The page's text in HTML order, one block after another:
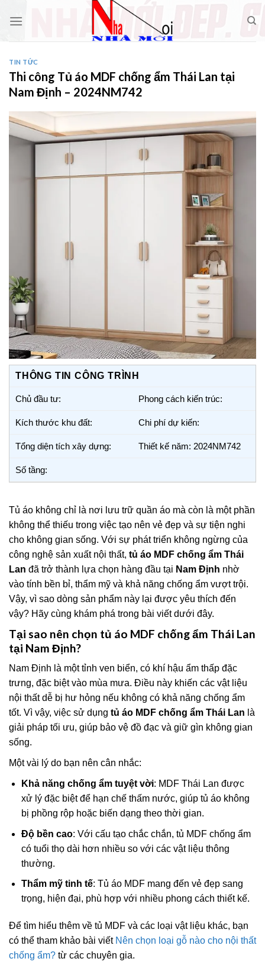
TIN TỨC
Thi công Tủ áo MDF chống ẩm Thái Lan tại
Nam Định – 2024NM742
THÔNG TIN CÔNG TRÌNH
Chủ đầu tư: Phong cách kiến trúc:
Kích thước khu đất: Chi phí dự kiến:
Tổng diện tích xây dựng: Thiết kế năm: 2024NM742
Số tầng:
Tủ áo không chỉ là nơi lưu trữ quần áo mà còn là một phần
không thể thiếu trong việc tạo nên vẻ đẹp và sự tiện nghi
cho không gian sống. Với sự phát triển không ngừng của
công nghệ sản xuất nội thất, tủ áo MDF chống ẩm Thái
Lan đã trở thành lựa chọn hàng đầu tại Nam Định nhờ
vào tính bền bỉ, thẩm mỹ và khả năng chống ẩm vượt trội.
Vậy, vì sao dòng sản phẩm này lại được yêu thích đến
vậy? Hãy cùng khám phá trong bài viết dưới đây.
Tại sao nên chọn tủ áo MDF chống ẩm Thái Lan
tại Nam Định?
Nam Định là một tỉnh ven biển, có khí hậu ẩm thấp đặc
trưng, đặc biệt vào mùa mưa. Điều này khiến các vật liệu
nội thất dễ bị hư hỏng nếu không có khả năng chống ẩm
tốt. Vì vậy, việc sử dụng tủ áo MDF chống ẩm Thái Lan là
giải pháp tối ưu, giúp bảo vệ đồ đạc và giữ gìn không gian
sống.
Một vài lý do bạn nên cân nhắc:
Khả năng chống ẩm tuyệt vời: MDF Thái Lan được
xử lý đặc biệt để hạn chế thấm nước, giúp tủ áo không
bị phồng rộp hoặc biến dạng theo thời gian.
Độ bền cao: Với cấu tạo chắc chắn, tủ MDF chống ẩm
có tuổi thọ dài hơn nhiều so với các vật liệu thông
thường.
Thẩm mỹ tinh tế: Tủ áo MDF mang đến vẻ đẹp sang
trọng, hiện đại, phù hợp với nhiều phong cách thiết kế.
Để tìm hiểu thêm về tủ MDF và các loại vật liệu khác, bạn
có thể tham khảo bài viết Nên chọn loại gỗ nào cho nội thất
chống ẩm? từ các chuyên gia.